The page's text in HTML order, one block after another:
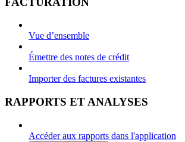
Vue d’ensemble
Émettre des notes de crédit
Importer des factures existantes
RAPPORTS ET ANALYSES
Accéder aux rapports dans l'application